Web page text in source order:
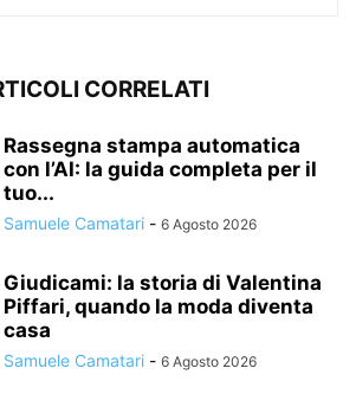
CORRELATI
Rassegna stampa automatica
con l’AI: la guida completa per il
tuo...
Samuele Camatari - 6 Agosto 2026
Giudicami: la storia di Valentina
Piffari, quando la moda diventa
casa
Samuele Camatari - 6 Agosto 2026